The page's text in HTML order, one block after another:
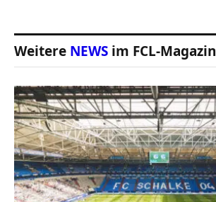
Weitere NEWS im FCL-Magazin